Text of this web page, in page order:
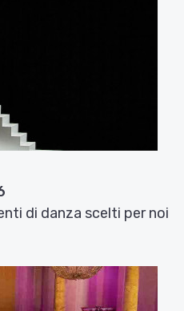
da Carlo
Jansner
DI PIACENZA
di Fredy Franzutti
di danza scelti per noi